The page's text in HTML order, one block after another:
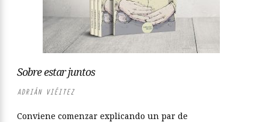
Sobre estar juntos
ADRIÁN VIÉITEZ
Conviene comenzar explicando un par de